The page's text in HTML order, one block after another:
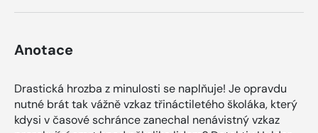
Anotace
Drastická hrozba z minulosti se naplňuje! Je opravdu
nutné brát tak vážně vzkaz třináctiletého školáka, který
kdysi v časové schránce zanechal nenávistný vzkaz